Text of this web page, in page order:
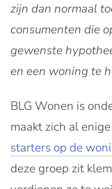
zijn dan normaal
consumenten die
gewenste
en een woning te
BLG Wonen is
maakt zich al
starters op de
deze groep zit